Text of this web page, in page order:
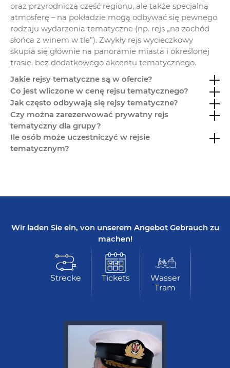
oraz przyrodniczą część regionu, ale także specjalną
atmosferę – na pokładzie mogą odbywać się pewnego
rodzaju wydarzenia tematyczne (np. rejs „na zachód
słońca z winem w tle”). Zwykły rejs wycieczkowy
skupia się głównie na panoramie miasta i określonej
trasie, bez dodatkowego akcentu tematycznego.
Jakie rejsy tematyczne są w ofercie?
Co jest wliczone w cenę rejsu tematycznego?
Jak często odbywają się rejsy tematyczne?
Czy można zarezerwować prywatny rejs
tematyczny dla grupy?
Ile osób może uczestniczyć w rejsie
tematycznym?
Wir laden Sie ein, von unserem Angebot Gebrauch zu
machen!
Strecke Tickets
Wasser
Tram